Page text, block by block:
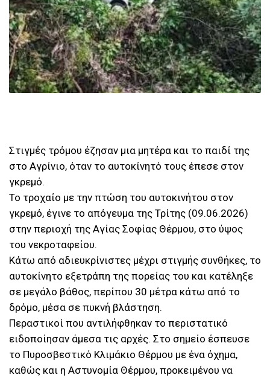
Στιγμές τρόμου έζησαν μια μητέρα και το παιδί της
στο Αγρίνιο, όταν το αυτοκίνητό τους έπεσε στον
γκρεμό.
Το τροχαίο με την πτώση του αυτοκινήτου στον
γκρεμό, έγινε το απόγευμα της Τρίτης (09.06.2026)
στην περιοχή της Αγίας Σοφίας Θέρμου, στο ύψος
του νεκροταφείου.
Κάτω από αδιευκρίνιστες μέχρι στιγμής συνθήκες, το
αυτοκίνητο εξετράπη της πορείας του και κατέληξε
σε μεγάλο βάθος, περίπου 30 μέτρα κάτω από το
δρόμο, μέσα σε πυκνή βλάστηση.
Περαστικοί που αντιλήφθηκαν το περιστατικό
ειδοποίησαν άμεσα τις αρχές. Στο σημείο έσπευσε
το Πυροσβεστικό Κλιμάκιο Θέρμου με ένα όχημα,
καθώς και η Αστυνομία Θέρμου, προκειμένου να